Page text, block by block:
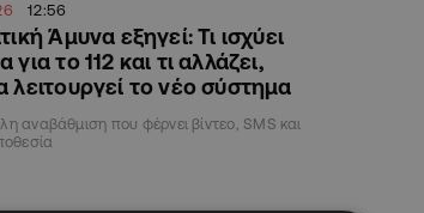
12:56
Άμυνα εξηγεί: Τι ισχύει
για το 112 και τι αλλάζει,
λειτουργεί το νέο σύστημα
αναβάθμιση που φέρνει βίντεο, SMS και